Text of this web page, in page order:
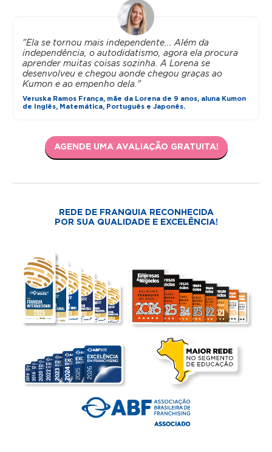
"Ela se tornou mais independente... Além da
independência, o autodidatismo, agora ela procura
aprender muitas coisas sozinha. A Lorena se
desenvolveu e chegou aonde chegou graças ao
Kumon e ao empenho dela."
Veruska Ramos França, mãe da Lorena de 9 anos, aluna Kumon
de Inglês, Matemática, Português e Japonês.
AGENDE UMA AVALIAÇÃO GRATUITA!
REDE DE FRANQUIA RECONHECIDA
POR SUA QUALIDADE E EXCELÊNCIA!